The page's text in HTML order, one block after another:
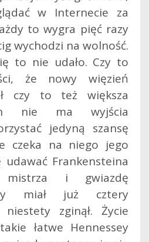
w Internecie za
to wygra pięć razy
wychodzi na wolność.
to nie udało. Czy to
że nowy więzień
czy to też większa
nie ma wyjścia
jedyną szansę
czeka na niego jego
udawać Frankensteina
mistrza i gwiazdę
miał już cztery
niestety zginął. Życie
łatwe Hennessey